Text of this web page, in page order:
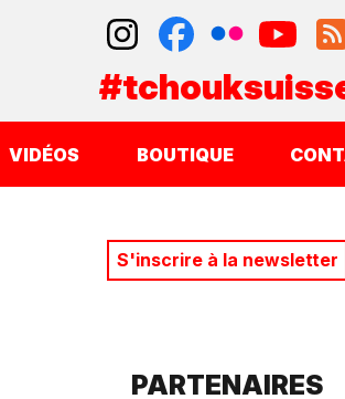
VIDÉOS BOUTIQUE
S'inscrire à la newsletter
PARTENAIRES